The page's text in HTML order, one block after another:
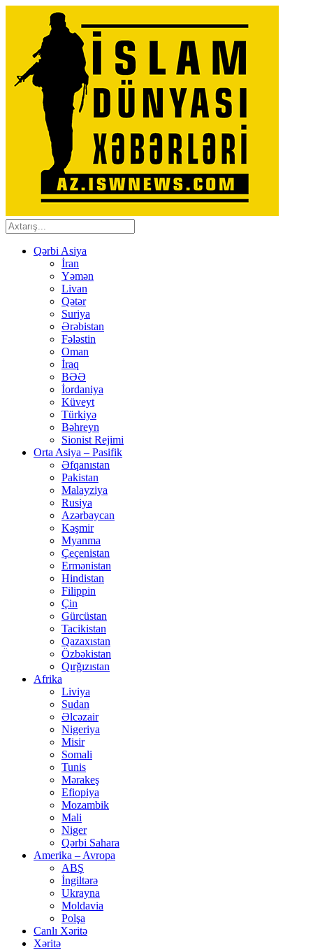
Qərbi Asiya
İran
Yəmən
Livan
Qətər
Suriya
Ərəbistan
Fələstin
Oman
İraq
BƏƏ
İordaniya
Küveyt
Türkiyə
Bəhreyn
Sionist Rejimi
Orta Asiya – Pasifik
Əfqanıstan
Pakistan
Malayziya
Rusiya
Azərbaycan
Kəşmir
Myanma
Çeçenistan
Ermənistan
Hindistan
Filippin
Çin
Gürcüstan
Tacikistan
Qazaxıstan
Özbəkistan
Qırğızıstan
Afrika
Liviya
Sudan
Əlcəzair
Nigeriya
Misir
Somali
Tunis
Mərakeş
Efiopiya
Mozambik
Mali
Niger
Qərbi Sahara
Amerika – Avropa
ABŞ
İngiltərə
Ukrayna
Moldavia
Polşa
Canlı Xəritə
Xəritə